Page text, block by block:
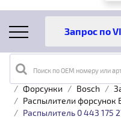
Поиск по OEM номеру или
Главная Каталог товаров
Форсунки
Bosch
Распылители форсунок
Распылитель 0 443 175